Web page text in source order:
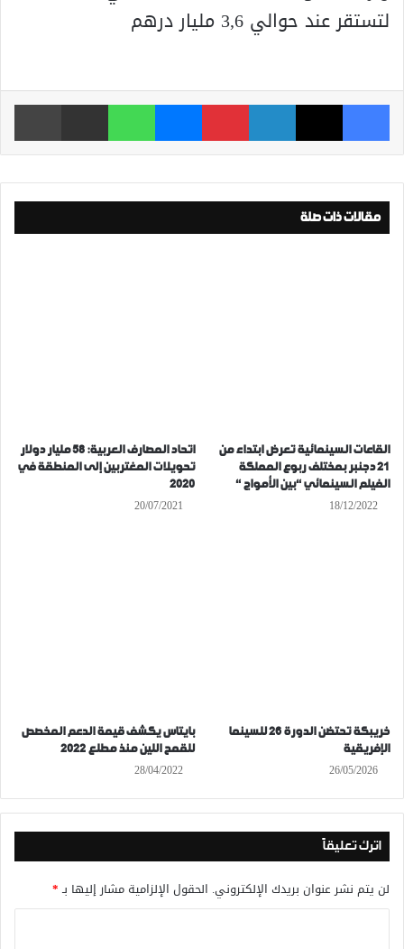
لتستقر عند حوالي 3,6 مليار درهم
فيسبوك ‫X لينكدإن بينتيريست ماسنجر واتساب مشاركة عبر البريد
مقالات ذات صلة
القاعات السينمائية تعرض ابتداء من
21 دجنبر بمختلف ربوع المملكة
الفيلم السينمائي “بين الأمواج “
18/12/2022
اتحاد المصارف العربية: 58 مليار دولار
تحويلات المغتربين إلى المنطقة في
2020
20/07/2021
خريبكة تحتضن الدورة 26 للسينما
الإفريقية
26/05/2026
بايتاس يكشف قيمة الدعم المخصص
للقمح اللين منذ مطلع 2022
28/04/2022
اترك تعليقاً
لن يتم نشر عنوان بريدك الإلكتروني. الحقول الإلزامية مشار إليها بـ*